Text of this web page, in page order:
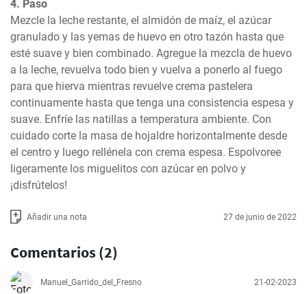
4. Paso
Mezcle la leche restante, el almidón de maíz, el azúcar
granulado y las yemas de huevo en otro tazón hasta que
esté suave y bien combinado. Agregue la mezcla de huevo
a la leche, revuelva todo bien y vuelva a ponerlo al fuego
para que hierva mientras revuelve crema pastelera
continuamente hasta que tenga una consistencia espesa y
suave. Enfríe las natillas a temperatura ambiente. Con
cuidado corte la masa de hojaldre horizontalmente desde
el centro y luego rellénela con crema espesa. Espolvoree
ligeramente los miguelitos con azúcar en polvo y
¡disfrútelos!
Añadir una nota 27 de junio de 2022
Comentarios (2)
Manuel_Garrido_del_Fresno 21-02-2023